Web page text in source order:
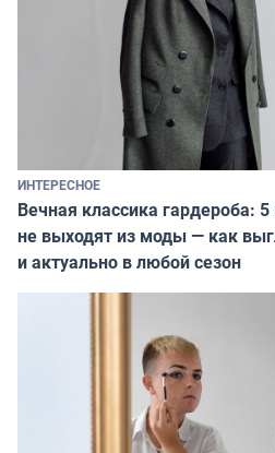
ИНТЕРЕСНОЕ
Вечная классика гардероба:
не выходят из моды — как
и актуально в любой сезон